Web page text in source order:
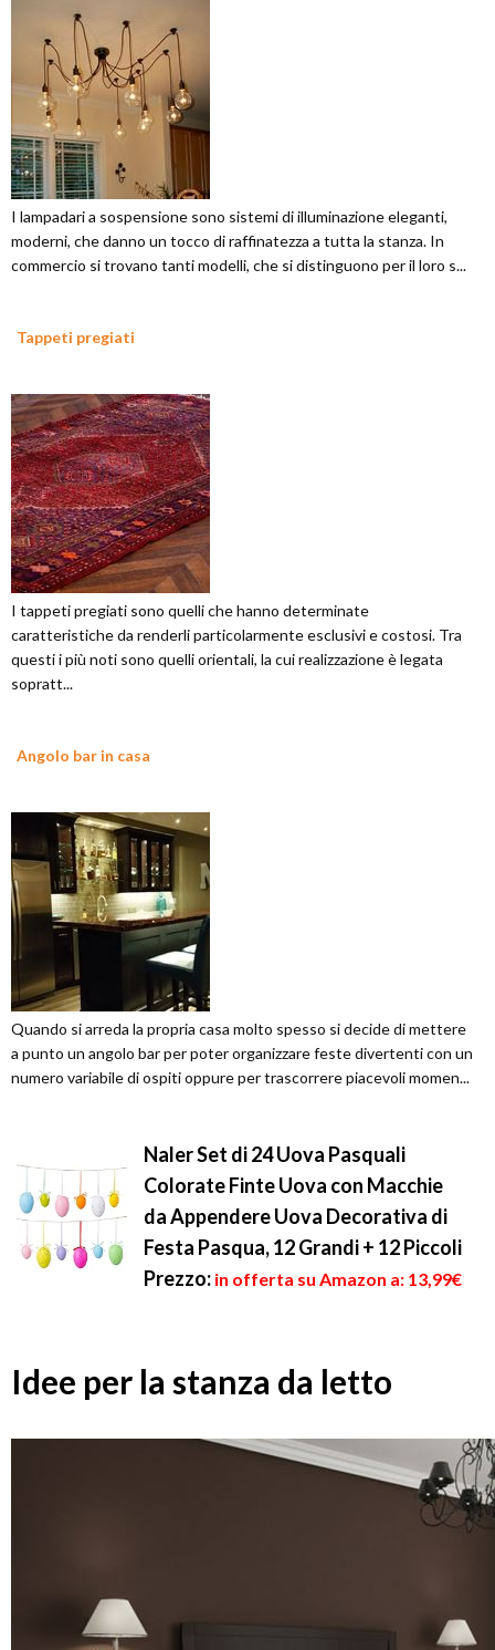
I lampadari a sospensione sono sistemi di illuminazione eleganti,
moderni, che danno un tocco di raffinatezza a tutta la stanza. In
commercio si trovano tanti modelli, che si distinguono per il loro s...
Tappeti pregiati
I tappeti pregiati sono quelli che hanno determinate
caratteristiche da renderli particolarmente esclusivi e costosi. Tra
questi i più noti sono quelli orientali, la cui realizzazione è legata
sopratt...
Angolo bar in casa
Quando si arreda la propria casa molto spesso si decide di mettere
a punto un angolo bar per poter organizzare feste divertenti con un
numero variabile di ospiti oppure per trascorrere piacevoli momen...
Naler Set di 24 Uova Pasquali
Colorate Finte Uova con Macchie
da Appendere Uova Decorativa di
Festa Pasqua, 12 Grandi + 12 Piccoli
Prezzo: in offerta su Amazon a: 13,99€
Idee per la stanza da letto